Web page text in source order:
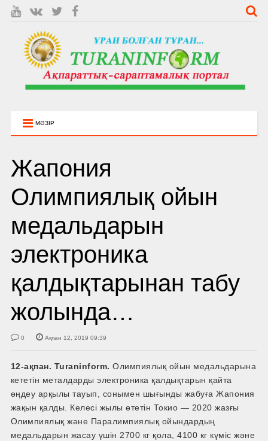
МӘЗІР
Жапония
Олимпиялық ойын
медальдарын
электроника
қалдықтарынан табу
жолында…
0 Ақпан 12, 2019 09:39
12-ақпан. Turaninform.Олимпиялық ойын медальдарына
кететін металдарды электроника қалдықтарын қайта
өңдеу арқылы тауып, сонымен шығынды жабуға Жапония
жақын қалды. Келесі жылы өтетін Токио — 2020 жазғы
Олимпиялық және Паралимпиялық ойындардың
медальдарын жасау үшін 2700 кг қола, 4100 кг күміс және